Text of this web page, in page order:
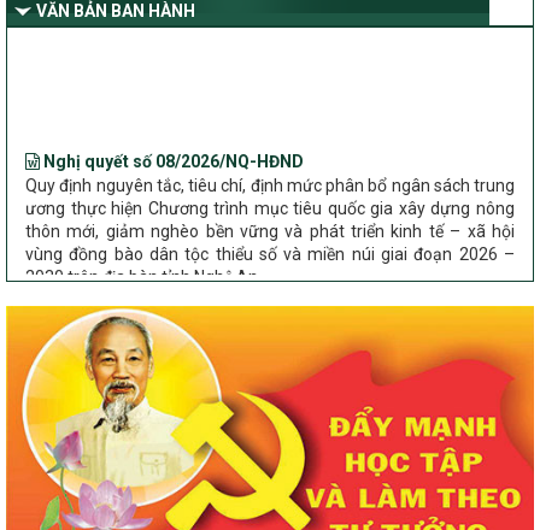
Nghệ An
VĂN BẢN BAN HÀNH
Quy định nguyên tắc, tiêu chí, định mức phân bổ ngân sách trung
ương thực hiện Chương trình mục tiêu quốc gia xây dựng nông
thôn mới, giảm nghèo bền vững và phát triển kinh tế – xã hội
vùng đồng bào dân tộc thiểu số và miền núi giai đoạn 2026 –
2030 trên địa bàn tỉnh Nghệ An
về đẩy mạnh thực hiện Chương trình mục tiêu quốc gia xây dựng
nông thôn mới, giảm nghèo bền vững và phát triển kinh tế – xã
hội vùng đồng bào dân tộc thiểu số và miền núi giai đoạn 2026 –
2030 trên địa bàn tỉnh Nghệ An
Quyết định số 2490/QĐ-UBND
Về việc thành lập Ban Chỉ đạo Chương trình mục tiều quốc gia xây
dựng nông thôn mới, giảm nghèo bền vững và phát triển kinh tế –
xã hội vùng đồng bào dân tộc thiểu số và miền núi giai đoạn 2026
-2030 tỉnh Nghệ An